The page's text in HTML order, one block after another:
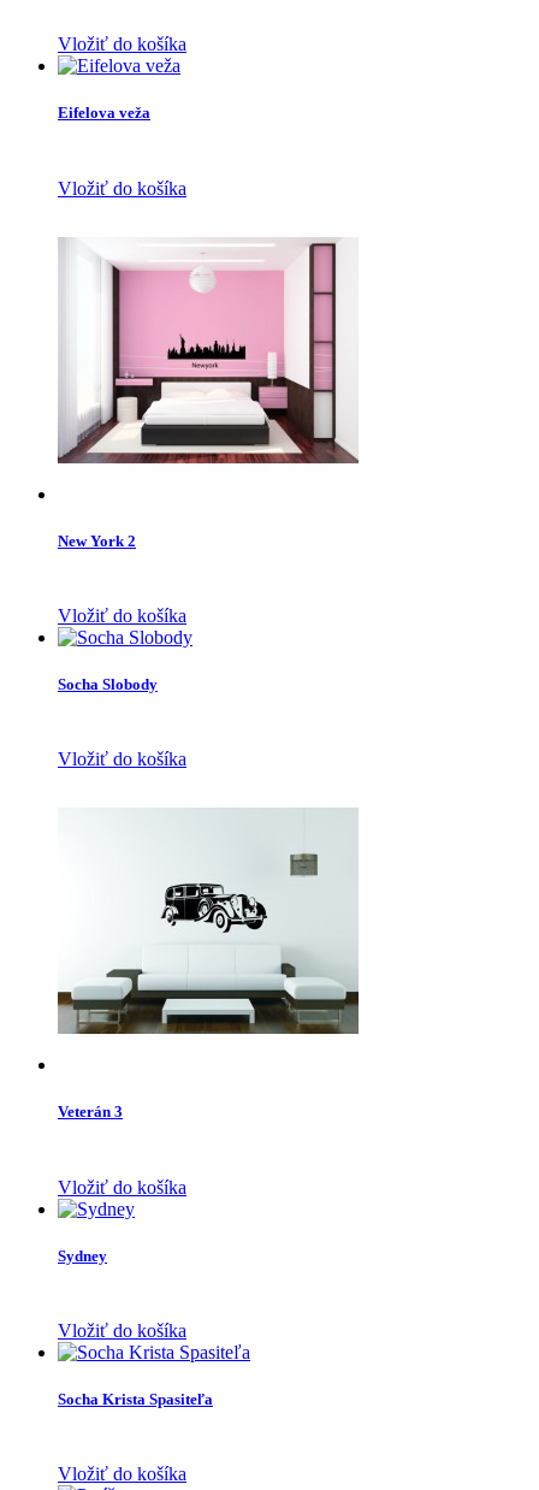
Vložiť do košíka
Eifelova veža
Vložiť do košíka
New York 2
Vložiť do košíka
Socha Slobody
Vložiť do košíka
Veterán 3
Vložiť do košíka
Sydney
Vložiť do košíka
Socha Krista Spasiteľa
Vložiť do košíka